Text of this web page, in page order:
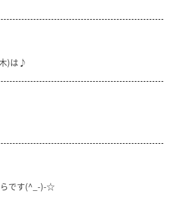
木)は♪
です(^_-)-☆